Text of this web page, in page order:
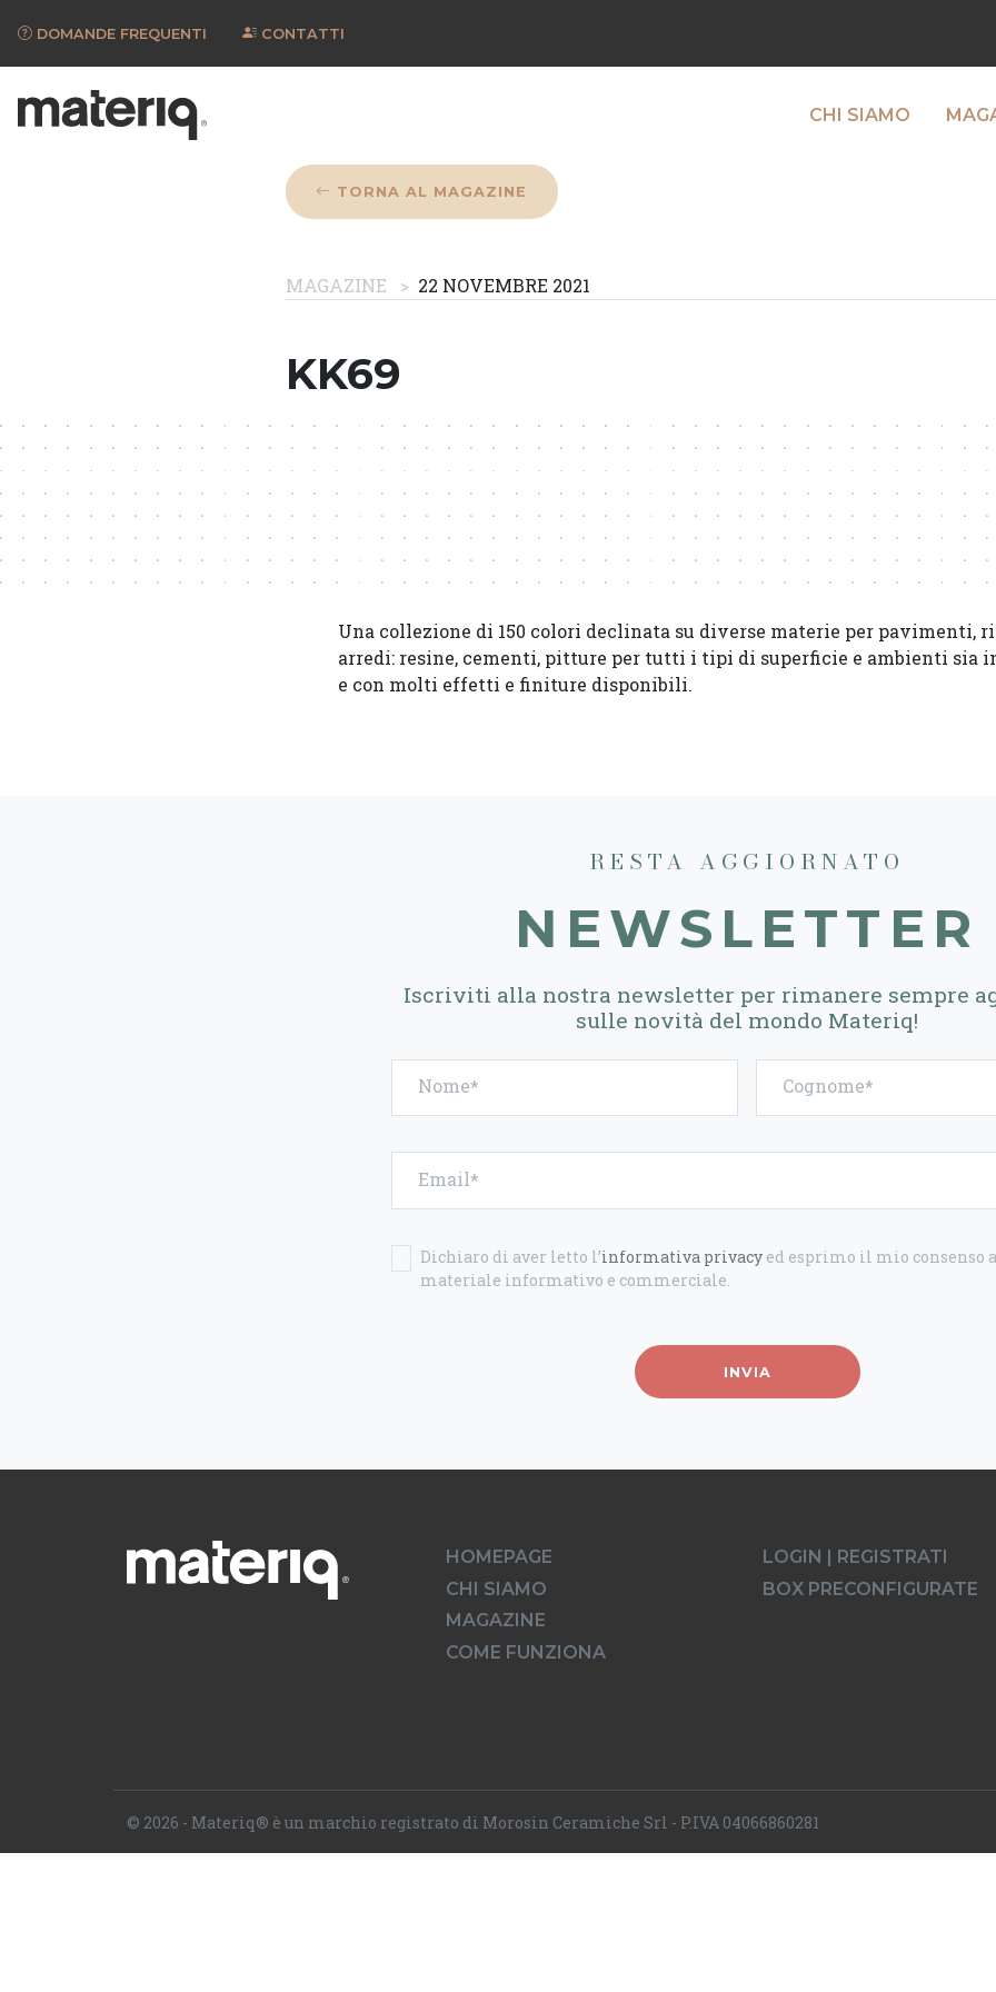
DOMANDE FREQUENTI CONTATTI
CHI SIAMO
TORNA AL MAGAZINE
MAGAZINE 22 NOVEMBRE 2021
KK69
Una collezione di 150 colori declinata su diverse materie per pavimenti,
arredi: resine, cementi, pitture per tutti i tipi di superficie e ambienti sia
e con molti effetti e finiture disponibili.
RESTA AGGIORNATO
NEWSLETTER
Iscriviti alla nostra newsletter per rimanere sempre
sulle novità del mondo Materiq!
Nome Cognome
Email
Dichiaro di aver letto l’informativa privacyed esprimo il mio consenso
materiale informativo e commerciale.
INVIA
HOMEPAGE
CHI SIAMO
MAGAZINE
COME FUNZIONA
LOGIN | REGISTRATI
BOX PRECONFIGURATE
© 2026 - Materiq® è un marchio registrato di Morosin Ceramiche Srl - P.IVA 04066860281